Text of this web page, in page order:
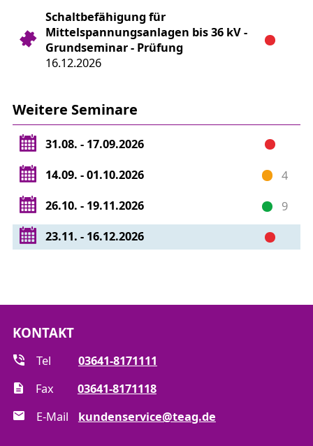
Schaltbefähigung für
Mittelspannungsanlagen bis 36 kV -
Grundseminar - Prüfung
16.12.2026
Weitere Seminare
31.08. - 17.09.2026
14.09. - 01.10.2026
4
26.10. - 19.11.2026
9
23.11. - 16.12.2026
KONTAKT
Tel
03641-8171111
Fax
03641-8171118
E-Mail
kundenservice@teag.de